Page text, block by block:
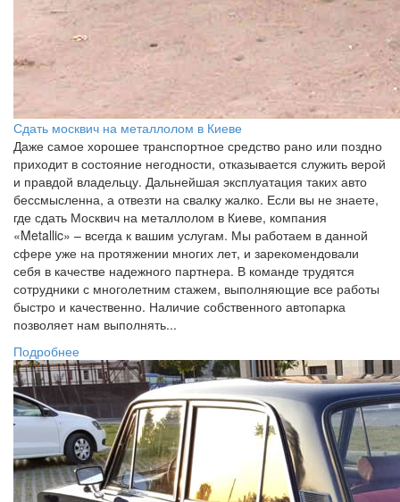
Сдать москвич на металлолом в Киеве
Даже самое хорошее транспортное средство рано или поздно
приходит в состояние негодности, отказывается служить верой
и правдой владельцу. Дальнейшая эксплуатация таких авто
бессмысленна, а отвезти на свалку жалко. Если вы не знаете,
где сдать Москвич на металлолом в Киеве, компания
«Metallic» – всегда к вашим услугам. Мы работаем в данной
сфере уже на протяжении многих лет, и зарекомендовали
себя в качестве надежного партнера. В команде трудятся
сотрудники с многолетним стажем, выполняющие все работы
быстро и качественно. Наличие собственного автопарка
позволяет нам выполнять...
Подробнее